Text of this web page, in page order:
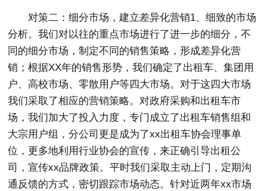
对策二：细分市场，建立差异化营销1、细致的市场
分析。我们对以往的重点市场进行了进一步的细分，不
同的细分市场，制定不同的销售策略，形成差异化营
销；根据XX年的销售形势，我们确定了出租车、集团用
户、高校市场、零散用户等四大市场。对于这四大市场
我们采取了相应的营销策略。对政府采购和出租车市
场，我们加大了投入力度，专门成立了出租车销售组和
大宗用户组，分公司更是成为了xx出租车协会理事单
位，更多地利用行业协会的宣传，来正确引导出租公
司，宣传xx品牌政策。平时我们采取主动上门，定期沟
通反馈的方式，密切跟踪市场动态。针对近两年xx市场